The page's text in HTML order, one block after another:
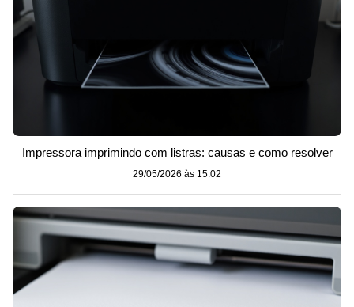
Impressora imprimindo com listras: causas e como resolver
29/05/2026 às 15:02